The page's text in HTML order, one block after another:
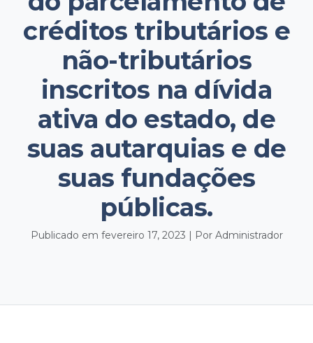
créditos tributários e
não-tributários
inscritos na dívida
ativa do estado, de
suas autarquias e de
suas fundações
públicas.
Publicado em fevereiro 17, 2023 | Por Administrador